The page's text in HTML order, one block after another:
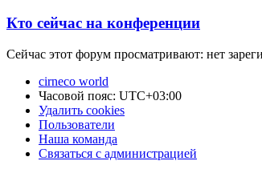
Кто сейчас на конференции
Сейчас этот форум просматривают: нет
cirneco world
Часовой пояс: UTC+03:00
Удалить cookies
Пользователи
Наша команда
Связаться с администрацией